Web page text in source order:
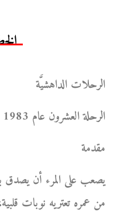
الرحلات الداهشيَّة
الرحلة العشرون عام 1983
مقدمة
يصعب على المرء أن يصدق
من عمره تعتريه نوبات